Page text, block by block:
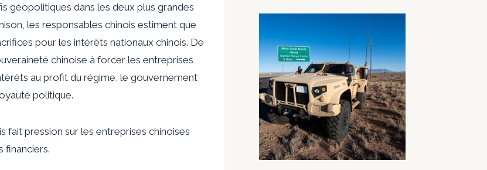
géopolitiques dans les deux plus grandes
les responsables chinois estiment que
pour les intérêts nationaux chinois. De
chinoise à forcer les entreprises
au profit du régime, le gouvernement
politique.
fait pression sur les entreprises chinoises
financiers.